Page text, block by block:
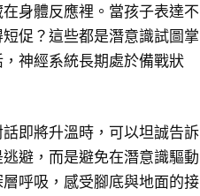
身體反應裡。當孩子表達不
促？這些都是潛意識試圖掌
神經系統長期處於備戰狀
即將升溫時，可以坦誠告訴
避，而是避免在潛意識驅動
呼吸，感受腳底與地面的接